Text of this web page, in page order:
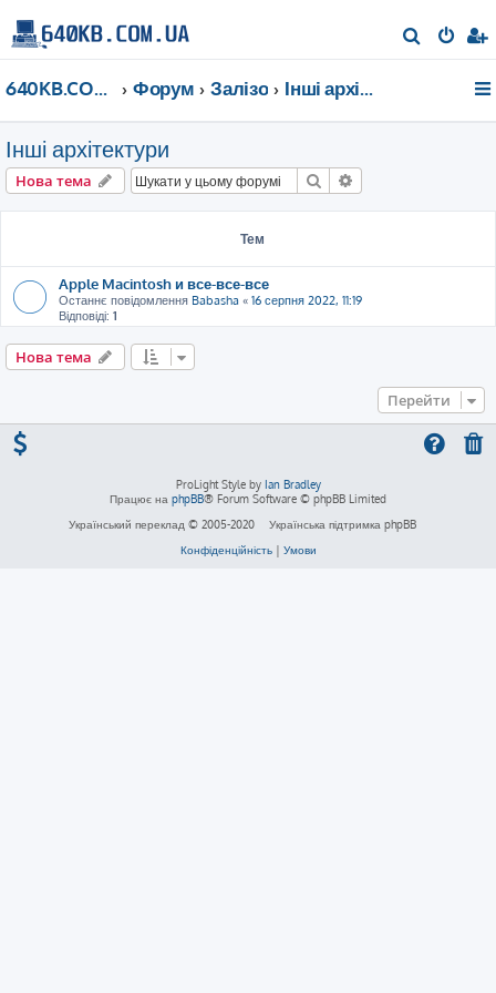
о
640KB.COM.UA Форум Залізо Інші архітектури
Інші архітектури
Нова тема Пошук
Тем
Apple Macintosh и все-все-все
Останнє повідомлення Babasha « 16 серпня 2022, 11:19
Відповіді: 1
Нова тема
Перейти
ProLight Style by Ian Bradley
Працює на phpBB® Forum Software © phpBB Limited
Український переклад © 2005-2020
Українська підтримка phpBB
Конфіденційність| Умови